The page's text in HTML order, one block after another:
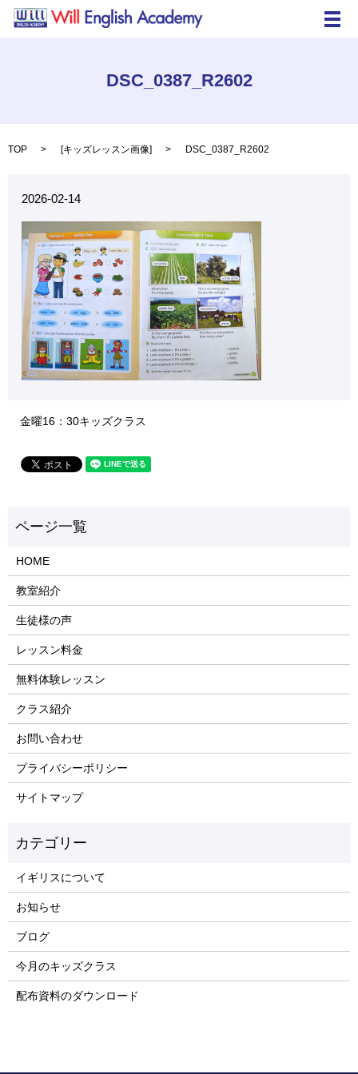
メ
DSC_0387_R2602
TOP [キッズレッスン画像] DSC_0387_R2602
2026-02-14
金曜16：30キッズクラス
HOME
教室紹介
生徒様の声
レッスン料金
無料体験レッスン
クラス紹介
お問い合わせ
プライバシーポリシー
サイトマップ
イギリスについて
お知らせ
ブログ
今月のキッズクラス
配布資料のダウンロード